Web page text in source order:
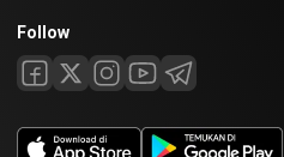
Follow